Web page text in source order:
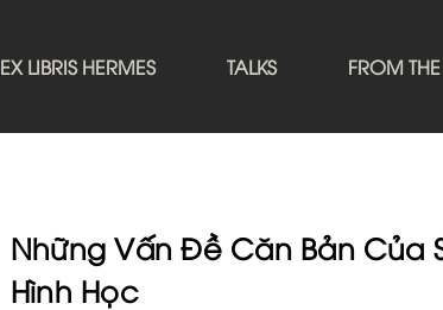
EX LIBRIS HERMES TALKS FROM
Những Vấn Đề Căn Bản Của
Hình Học